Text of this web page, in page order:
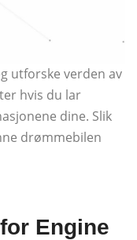
utforske verden av
hvis du lar
dine. Slik
drømmebilen
Engine